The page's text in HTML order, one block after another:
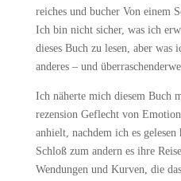
reiches und bucher Von einem
Ich bin nicht sicher, was ich
dieses Buch zu lesen, aber
anderes – und
Ich näherte mich diesem Buch
rezension Geflecht von
anhielt, nachdem ich es
Schloß zum andern es ihre
Wendungen und Kurven, die